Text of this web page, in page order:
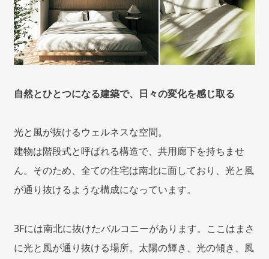
自然とひとつになる建築で、日々の変化を感じ取る
光と風が抜けるウェルネスな空間。
建物は階段式と呼ばれる構造で、共用廊下を持ちませ
ん。そのため、全ての住宅は南北に面しており、光と風
が通り抜けるような構成になっています。
3Fには南北に抜けたバルコニーがあります。ここはまさ
に光と風が通り抜ける場所。太陽の輝き、光の傾き、風